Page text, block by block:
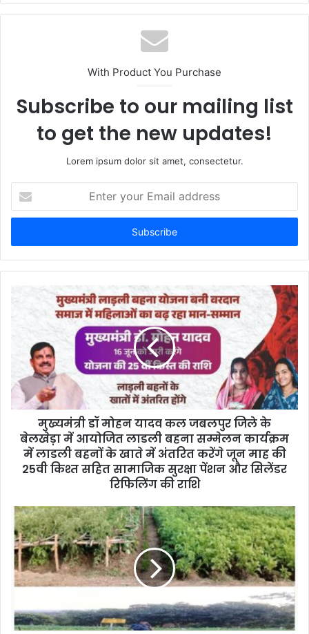
b
s
i
e
With Product You Purchase
Subscribe to our mailing list
to get the new updates!
Lorem ipsum dolor sit amet, consectetur.
t
r
y
E
a
मुख्यमंत्री डॉ मोहन यादव कल जबलपुर जिले के
बेलखेड़ा में आयोजित लाडली बहना सम्मेलन कार्यक्रम
में लाडली बहनों के खाते में अंतरित करेंगे जून माह की
25वी किश्त सहित सामाजिक सुरक्षा पेंशन और सिलेंडर
रिफिलिंग की राशि